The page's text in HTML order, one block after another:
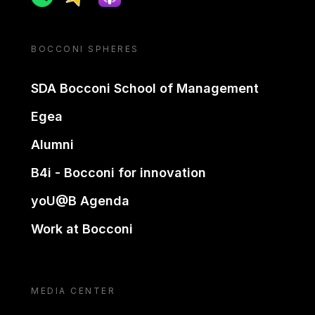
BOCCONI SPHERES
SDA Bocconi School of Management
Egea
Alumni
B4i - Bocconi for innovation
yoU@B Agenda
Work at Bocconi
MEDIA CENTER